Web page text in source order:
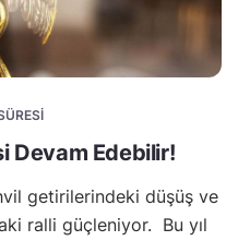
Devam Edebilir!
getirilerindeki düşüş ve
ralli güçleniyor. Bu yıl